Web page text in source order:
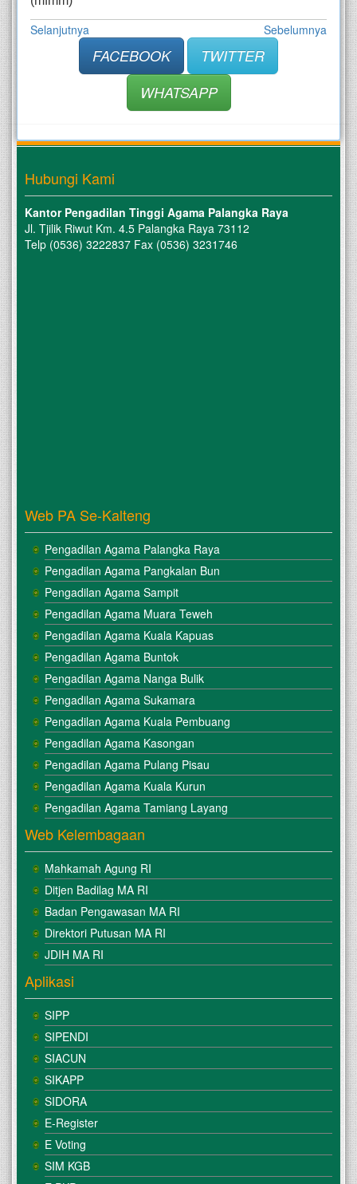
Selanjutnya Sebelumnya
FACEBOOK
TWITTER
WHATSAPP
Hubungi Kami
Kantor Pengadilan Tinggi Agama Palangka Raya
Jl. Tjilik Riwut Km. 4.5 Palangka Raya 73112
Telp (0536) 3222837 Fax (0536) 3231746
Web PA Se-Kalteng
Pengadilan Agama Palangka Raya
Pengadilan Agama Pangkalan Bun
Pengadilan Agama Sampit
Pengadilan Agama Muara Teweh
Pengadilan Agama Kuala Kapuas
Pengadilan Agama Buntok
Pengadilan Agama Nanga Bulik
Pengadilan Agama Sukamara
Pengadilan Agama Kuala Pembuang
Pengadilan Agama Kasongan
Pengadilan Agama Pulang Pisau
Pengadilan Agama Kuala Kurun
Pengadilan Agama Tamiang Layang
Web Kelembagaan
Mahkamah Agung RI
Ditjen Badilag MA RI
Badan Pengawasan MA RI
Direktori Putusan MA RI
JDIH MA RI
Aplikasi
SIPP
SIPENDI
SIACUN
SIKAPP
SIDORA
E-Register
E Voting
SIM KGB